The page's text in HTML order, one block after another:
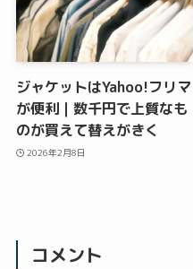
ジャケットはYahoo!フリマ
が便利｜数千円で上質なも
のが買えて替えがきく
2026年2月8日
コメント